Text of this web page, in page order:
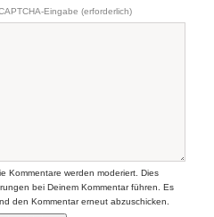
Eingabe (erforderlich)
Kommentare werden moderiert. Dies
bei Deinem Kommentar führen. Es
den Kommentar erneut abzuschicken.